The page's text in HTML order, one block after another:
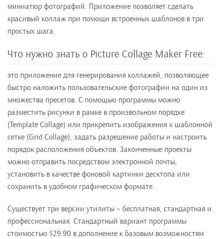
миниатюр фотографий. Приложение позволяет сделать
красивый коллаж при помощи встроенных шаблонов в три
простых шага.
Что нужно знать о Picture Collage Maker Free:
это приложение для генерирования коллажей, позволяющее
быстро наложить пользовательские фотографии на один из
множества пресетов. С помощью программы можно
разместить рисунки в рамке в произвольном порядке
(Template Collage) или прикрепить изображения к шаблонной
сетке (Grid Collage), задать разрешение работы и настроить
порядок расположения объектов. Законченные проекты
можно отправить посредством электронной почты,
установить в качестве фоновой картинки десктопа или
сохранить в удобном графическом формате.
Существует три версии утилиты – бесплатная, стандартная и
профессиональная. Стандартный вариант программы
стоимостью $29.90 в дополнение к базовым возможностям